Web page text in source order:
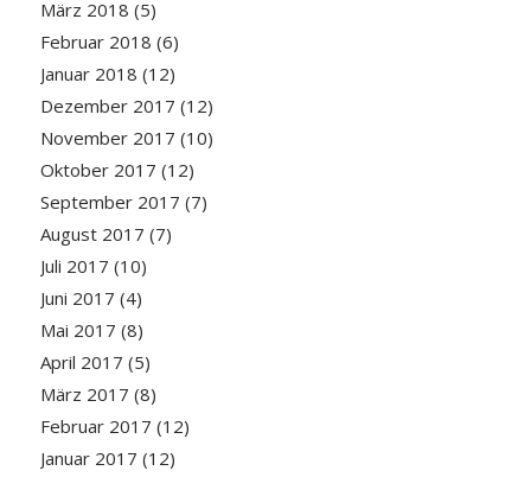
März 2018 (5)
Februar 2018 (6)
Januar 2018 (12)
Dezember 2017 (12)
November 2017 (10)
Oktober 2017 (12)
September 2017 (7)
August 2017 (7)
Juli 2017 (10)
Juni 2017 (4)
Mai 2017 (8)
April 2017 (5)
März 2017 (8)
Februar 2017 (12)
Januar 2017 (12)